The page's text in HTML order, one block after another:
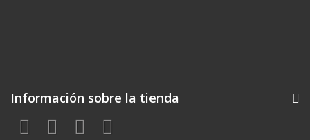
Información sobre la tienda